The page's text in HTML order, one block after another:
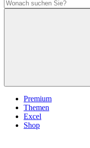
Premium
Themen
Excel
Shop